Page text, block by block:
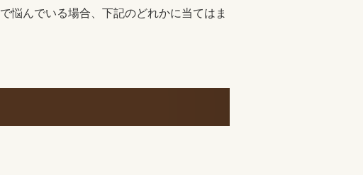
悩んでいる場合、下記のどれかに当てはま